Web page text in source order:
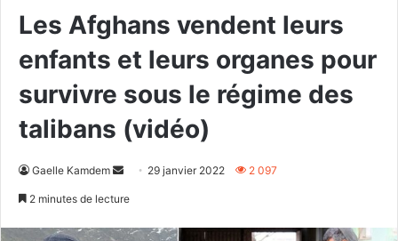
Les Afghans vendent leurs
enfants et leurs organes pour
survivre sous le régime des
talibans (vidéo)
Gaelle Kamdem
Envoyer29 janvier 2022 2 097
2 minutes de lecture